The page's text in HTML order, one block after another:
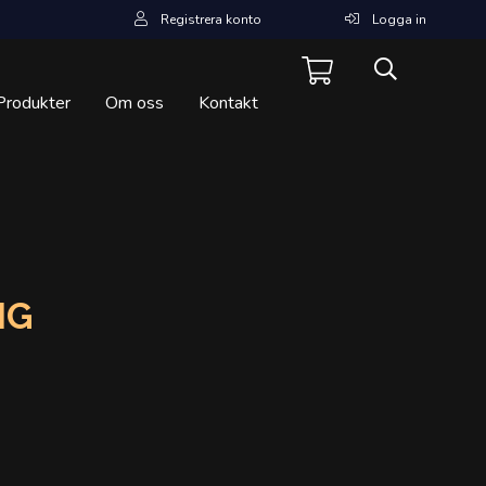
Registrera konto Logga in
Om oss Kontakt